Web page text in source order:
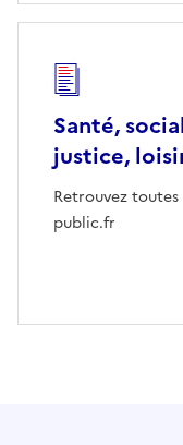
Santé,
justice,
Retrouvez
public.fr